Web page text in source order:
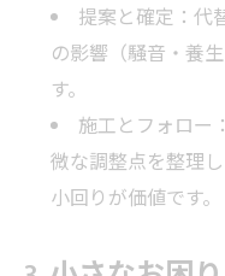
提案と確定：代
の影響（騒音・養
す。
施工とフォロー
微な調整点を整理
小回りが価値です。